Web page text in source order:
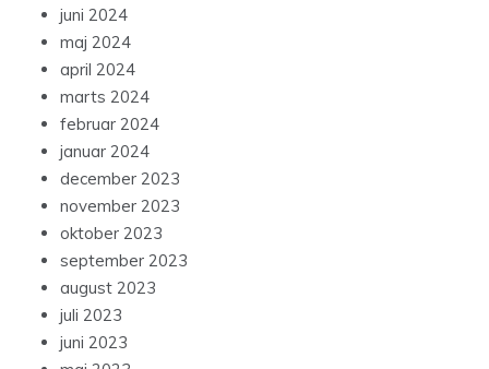
juni 2024
maj 2024
april 2024
marts 2024
februar 2024
januar 2024
december 2023
november 2023
oktober 2023
september 2023
august 2023
juli 2023
juni 2023